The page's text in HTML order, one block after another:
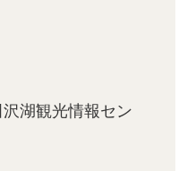
湖観光情報セン